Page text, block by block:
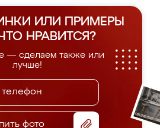
ИЛИ ПРИМЕРЫ
НРАВИТСЯ?
— сделаем также или
лучше!
фото